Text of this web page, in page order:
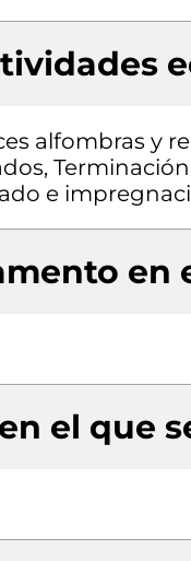
alfombras y
e
en
el que